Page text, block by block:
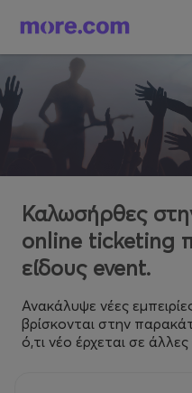
Καλωσήρθες
online ticketing
είδους event.
Ανακάλυψε νέες
βρίσκονται στην
ό,τι νέο έρχεται σε άλλες